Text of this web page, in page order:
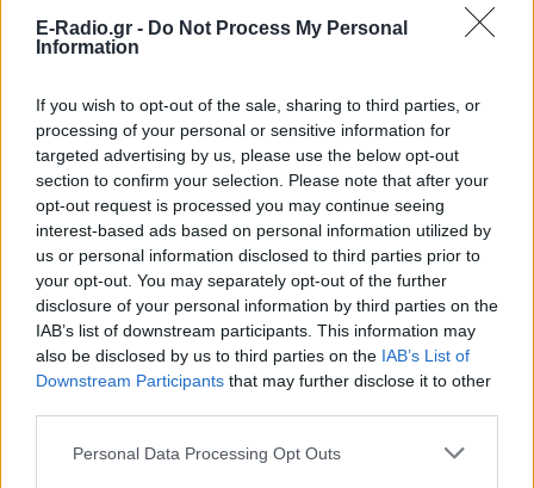
E-Radio.gr - Do Not Process My Personal
Information
If you wish to opt-out of the sale, sharing to third parties, or
processing of your personal or sensitive information for
targeted advertising by us, please use the below opt-out
section to confirm your selection. Please note that after your
opt-out request is processed you may continue seeing
interest-based ads based on personal information utilized by
us or personal information disclosed to third parties prior to
your opt-out. You may separately opt-out of the further
disclosure of your personal information by third parties on the
IAB’s list of downstream participants. This information may
also be disclosed by us to third parties on the IAB’s List of
Downstream Participants that may further disclose it to other
Personal Data Processing Opt Outs
Μπορεί να αναστατωθείτε σε οικογενειακό
επίπεδο, λόγω ενός προβλήματος που θα
περαστικό. Σε επαγγελματικό επίπεδο, θα
αντιμετωπίσετε κάποιες δυσκολίες, όμως δεν
πρέπει να τα παρατήσετε, μιας και στο τέλος θα
δικαιωθείτε.
Υδροχόος
Η οξυμένη σας διαίσθηση θα σας βοηθήσει να
λύσετε προβλήματα που σας απασχολούν πολύ
τελευταία, ενώ μπορείτε επιτέλους να βάλετε σε
εφαρμογή τα νέα σχέδια που κάνατε τόσο καιρό.
Νιώθετε λίγο χαμένοι, καθώς δεν μπορείτε να